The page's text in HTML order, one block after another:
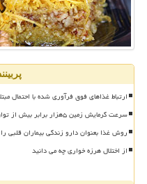
ارتباط غذاهای فوق فرآوری شده با احتمال
سرعت گرمایش زمین ۵هزار برابر بیش از توان سازگاری گیاه برنج است
روش غذا بعنوان دارو زندگی بیماران قلبی
از اختلال هرزه خواری چه می دانید